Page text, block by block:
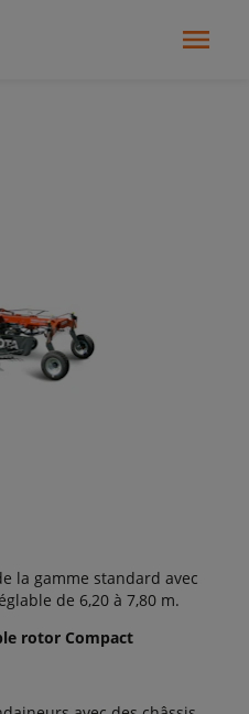
la gamme standard avec
de 6,20 à 7,80 m.
rotor Compact